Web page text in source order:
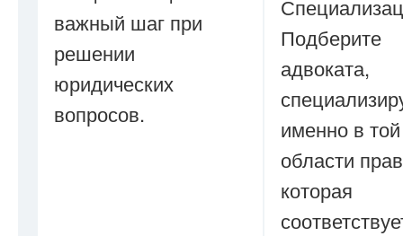
важный шаг при
решении
юридических
вопросов.
Подберите
адвоката,
именно в той
области
которая